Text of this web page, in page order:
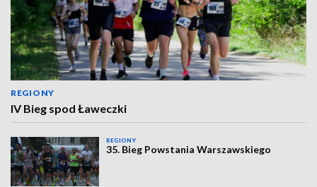
REGIONY
IV Bieg spod Ławeczki
REGIONY
35. Bieg Powstania Warszawskiego